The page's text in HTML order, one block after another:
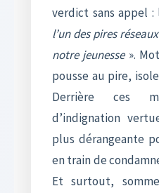
verdict sans appel :
l’un des pires
notre jeunesse».
pousse au pire,
Derrière ces
d’indignation
plus dérangeante
en train de
Et surtout,